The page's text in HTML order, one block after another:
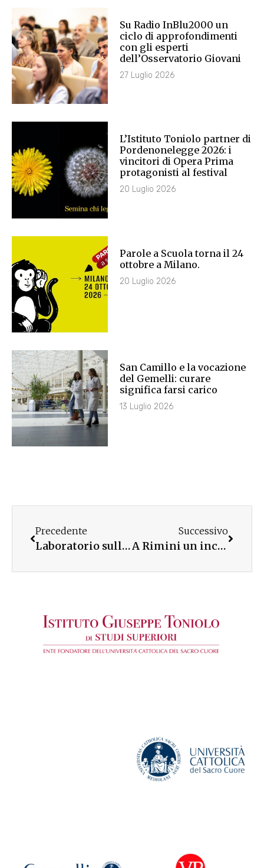
Su Radio InBlu2000 un
ciclo di approfondimenti
con gli esperti
dell’Osservatorio Giovani
27 Luglio 2026
L’Istituto Toniolo partner di
Pordenonelegge 2026: i
vincitori di Opera Prima
protagonisti al festival
20 Luglio 2026
Parole a Scuola torna il 24
ottobre a Milano.
20 Luglio 2026
San Camillo e la vocazione
del Gemelli: curare
significa farsi carico
13 Luglio 2026
Precedente
Laboratorio sulle virtù a Imola per la Giornata universitaria
Successivo
A Rimini un incontro su mafia, corruzione e territorio